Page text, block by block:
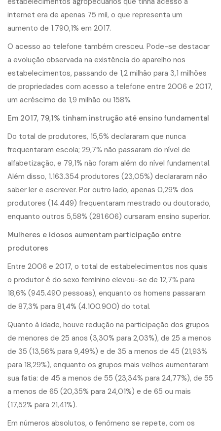
internet era de apenas 75 mil, o que representa um
aumento de 1.790,1% em 2017.
O acesso ao telefone também cresceu. Pode-se destacar
a evolução observada na existência do aparelho nos
estabelecimentos, passando de 1,2 milhão para 3,1 milhões
de propriedades com acesso a telefone entre 2006 e 2017,
um acréscimo de 1,9 milhão ou 158%.
Em 2017, 79,1% tinham instrução até ensino fundamental
Do total de produtores, 15,5% declararam que nunca
frequentaram escola; 29,7% não passaram do nível de
alfabetização, e 79,1% não foram além do nível fundamental.
Além disso, 1.163.354 produtores (23,05%) declararam não
saber ler e escrever. Por outro lado, apenas 0,29% dos
produtores (14.449) frequentaram mestrado ou doutorado,
enquanto outros 5,58% (281.606) cursaram ensino superior.
Mulheres e idosos aumentam participação entre
produtores
Entre 2006 e 2017, o total de estabelecimentos nos quais
o produtor é do sexo feminino elevou-se de 12,7% para
18,6% (945.490 pessoas), enquanto os homens passaram
de 87,3% para 81,4% (4.100.900) do total.
Quanto à idade, houve redução na participação dos grupos
de menores de 25 anos (3,30% para 2,03%), de 25 a menos
de 35 (13,56% para 9,49%) e de 35 a menos de 45 (21,93%
para 18,29%), enquanto os grupos mais velhos aumentaram
sua fatia: de 45 a menos de 55 (23,34% para 24,77%), de 55
a menos de 65 (20,35% para 24,01%) e de 65 ou mais
(17,52% para 21,41%).
Em números absolutos, o fenômeno se repete, com os